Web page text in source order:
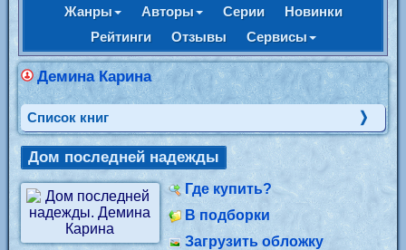
Жанры Авторы Серии
Новинки
Рейтинги
Отзывы Сервисы
Демина Карина
Cписок книг
Дом последней надежды
Где купить?
В подборки
Загрузить обложку